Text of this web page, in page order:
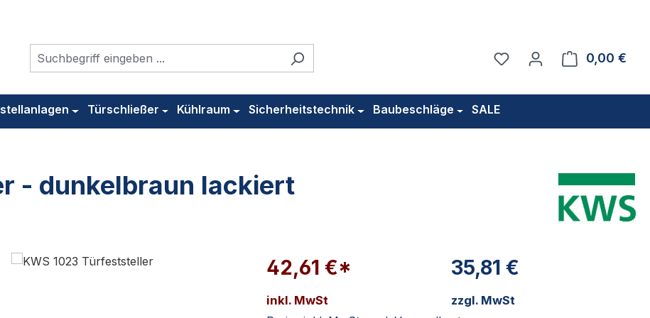
Du hast 0 Produkte auf
0,00 €
Türschließer Kühlraum Sicherheitstechnik Baubeschläge SALE
- dunkelbraun lackiert
42,61 €*
inkl. MwSt
35,81 €
zzgl. MwSt